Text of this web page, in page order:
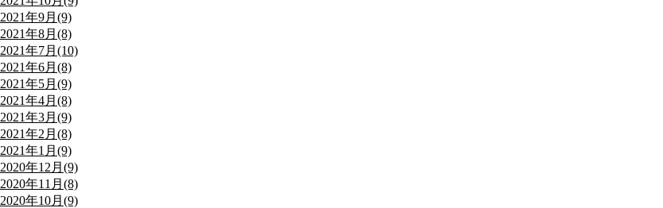
2021年9月(9)
2021年8月(8)
2021年7月(10)
2021年6月(8)
2021年5月(9)
2021年4月(8)
2021年3月(9)
2021年2月(8)
2021年1月(9)
2020年12月(9)
2020年11月(8)
2020年10月(9)